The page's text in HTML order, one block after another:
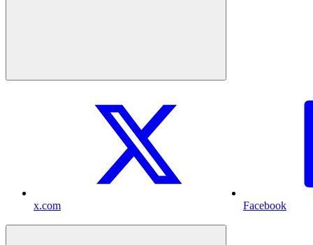
x.com Facebook